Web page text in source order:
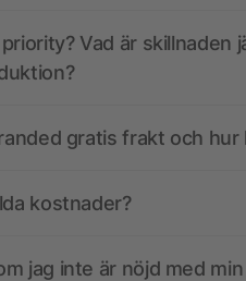
Vad är skillnaden
gratis frakt och
kostnader?
jag inte är nöjd med